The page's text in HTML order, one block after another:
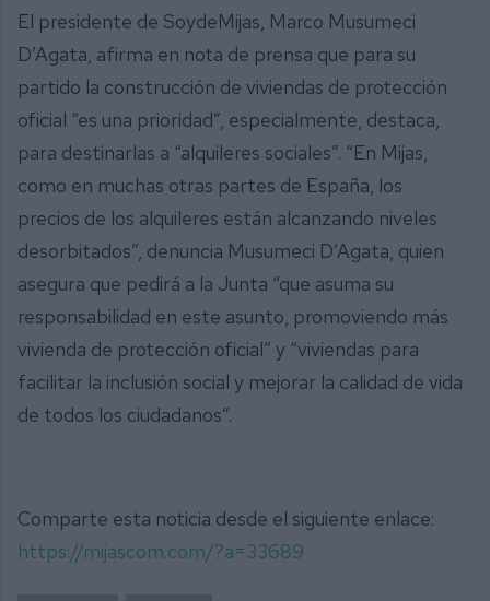
El presidente de SoydeMijas, Marco Musumeci
D’Agata, afirma en nota de prensa que para su
partido la construcción de viviendas de protección
oficial “es una prioridad”, especialmente, destaca,
para destinarlas a “alquileres sociales”. “En Mijas,
como en muchas otras partes de España, los
precios de los alquileres están alcanzando niveles
desorbitados”, denuncia Musumeci D’Agata, quien
asegura que pedirá a la Junta “que asuma su
responsabilidad en este asunto, promoviendo más
vivienda de protección oficial” y “viviendas para
facilitar la inclusión social y mejorar la calidad de vida
de todos los ciudadanos”.
Comparte esta noticia desde el siguiente enlace:
https://mijascom.com/?a=33689